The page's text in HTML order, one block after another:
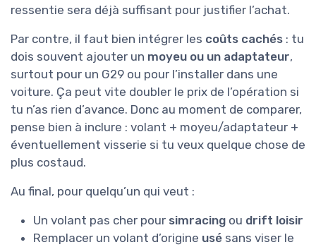
ressentie sera déjà suffisant pour justifier l’achat.
Par contre, il faut bien intégrer les coûts cachés : tu
dois souvent ajouter un moyeu ou un adaptateur,
surtout pour un G29 ou pour l’installer dans une
voiture. Ça peut vite doubler le prix de l’opération si
tu n’as rien d’avance. Donc au moment de comparer,
pense bien à inclure : volant + moyeu/adaptateur +
éventuellement visserie si tu veux quelque chose de
plus costaud.
Au final, pour quelqu’un qui veut :
Un volant pas cher pour simracing ou drift loisir
Remplacer un volant d’origine usé sans viser le